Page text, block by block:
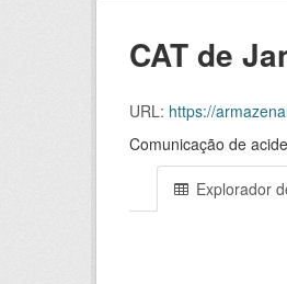
CAT de
URL: https://
Comunicação de
Explorador